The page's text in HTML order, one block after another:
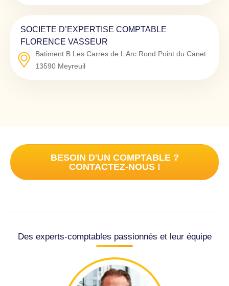
SOCIETE D’EXPERTISE COMPTABLE
FLORENCE VASSEUR
Batiment B Les Carres de L Arc Rond Point du Canet
13590 Meyreuil
BESOIN D'UN COMPTABLE ?
CONTACTEZ-NOUS !
Des experts-comptables passionnés et leur équipe